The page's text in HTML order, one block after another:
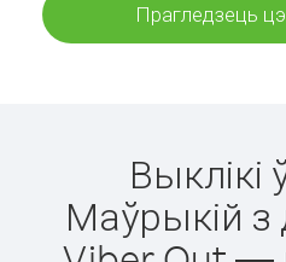
Прагледзець
Выклікі
Маўрыкій з